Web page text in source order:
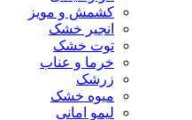
کشمش و مویز
انجیر خشک
توت خشک
خرما و عناب
زرشک
میوه خشک
لیمو امانی